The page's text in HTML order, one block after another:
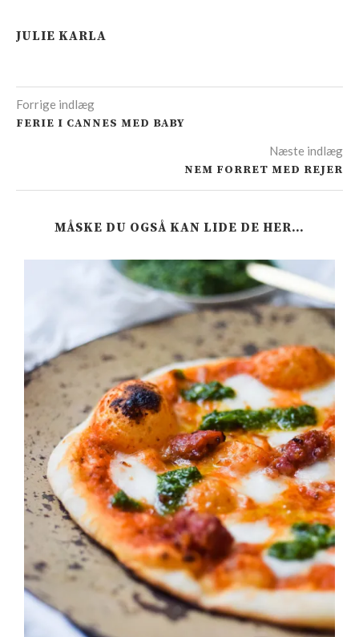
JULIE KARLA
Forrige indlæg
FERIE I CANNES MED BABY
Næste indlæg
NEM FORRET MED REJER
MÅSKE DU OGSÅ KAN LIDE DE HER…